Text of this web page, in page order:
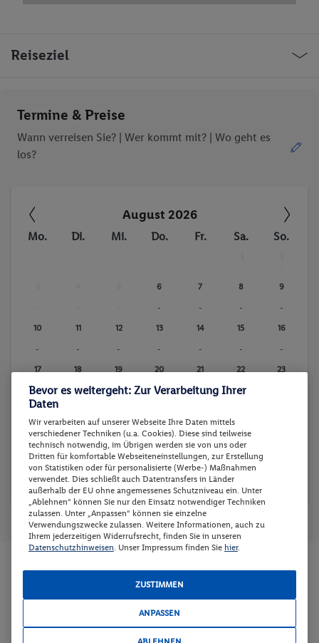
Reiseziel
Termine & Preise
Wann verreisen Sie? | Wer kommt mit? | Wo geht es
los?
August 2026
Mo. Di. Mi. Do. Fr. Sa. So.
6
-
7
-
8
-
9
-
10
-
11
-
12
-
13
-
14
-
15
-
16
-
17
-
18
-
19
-
20
-
21
-
22
-
23
24
- - - - - -
31
-
Reisedaten zurücksetzen Günstigster Preis p.P.
Zimmer und Verpflegung wählen
Wann verreisen Sie? |Wer kommt mit?| Wo geht es los?
Bevor es weitergeht: Zur Verarbeitung Ihrer
Daten
Wir verarbeiten auf unserer Webseite Ihre Daten mittels
verschiedener Techniken (u.a. Cookies). Diese sind teilweise
technisch notwendig, im Übrigen werden sie von uns oder
Dritten für komfortable Webseiteneinstellungen, zur Erstellung
von Statistiken oder für personalisierte (Werbe-) Maßnahmen
verwendet. Dies schließt auch Datentransfers in Länder
außerhalb der EU ohne angemessenes Schutzniveau ein. Unter
„Ablehnen“ können Sie nur den Einsatz notwendiger Techniken
zulassen. Unter „Anpassen“ können sie einzelne
Verwendungszwecke zulassen. Weitere Informationen, auch zu
Ihrem jederzeitigen Widerrufsrecht, finden Sie in unseren
Datenschutzhinweisen . Unser Impressum finden Sie hier.
ZUSTIMMEN
ANPASSEN